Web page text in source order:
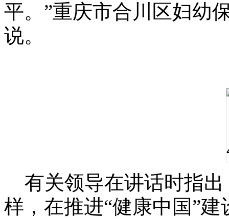
平。”重庆市合川区妇幼
说。
有关领导在讲话时指出
样，在推进“健康中国”